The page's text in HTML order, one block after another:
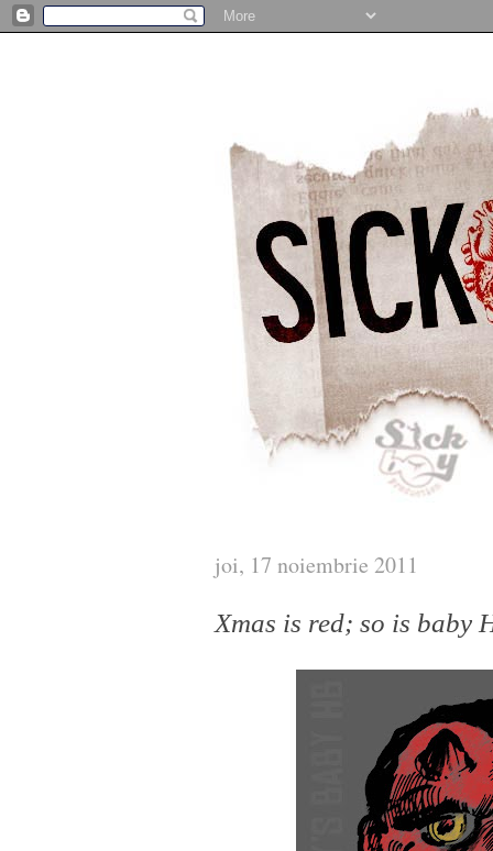
joi, 17 noiembrie 2011
Xmas is red; so is baby